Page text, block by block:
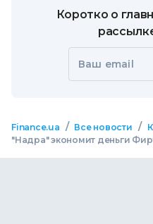
Коротко о
Ваш email
Finance.ua / Все новости /
"Надра" экономит деньги